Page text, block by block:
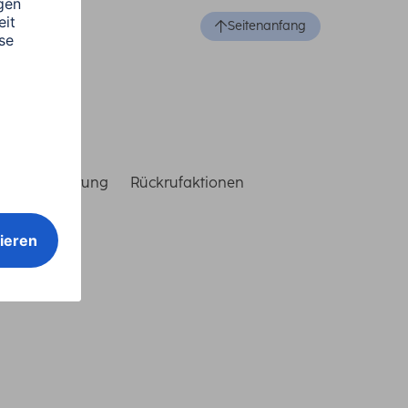
Seitenanfang
Rückrufaktionen